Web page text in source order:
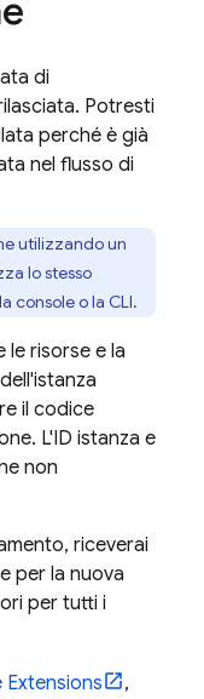
di
Potresti
perché è già
nel flusso di
utilizzando un
lo stesso
console o la CLI.
le risorse e la
il codice
L'ID istanza e
non
riceverai
per la nuova
per tutti i
Extensions
,